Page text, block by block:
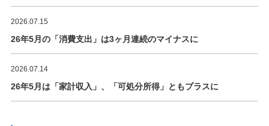
2026.07.15
26年5月の「消費支出」は3ヶ月連続のマイナスに
2026.07.14
26年5月は「家計収入」、「可処分所得」ともプラスに